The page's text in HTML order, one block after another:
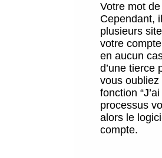
Votre mot
Cependant,
plusieurs
votre
en aucun
d’une tierce
vous
fonction
processus
alors le
compte.